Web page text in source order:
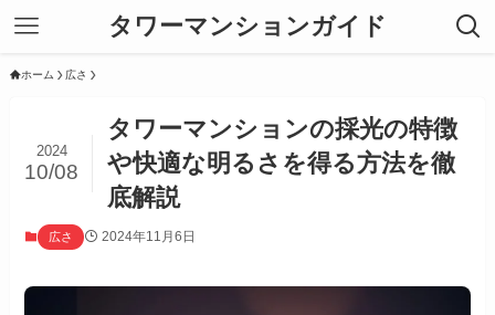
タワーマンションガイド
ホーム 広さ
タワーマンションの採光の特徴
や快適な明るさを得る方法を徹
底解説
2024
10/08
広さ 2024年11月6日